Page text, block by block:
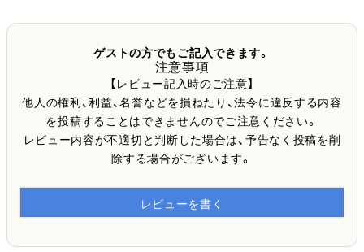
ゲストの方でもご記入できます。
注意事項
【レビュー記入時のご注意】
他人の権利、利益、名誉などを損ねたり、法令に違反する内容
を投稿することはできませんのでご注意ください。
レビュー内容が不適切と判断した場合は、予告なく投稿を削
除する場合がございます。
レビューを書く